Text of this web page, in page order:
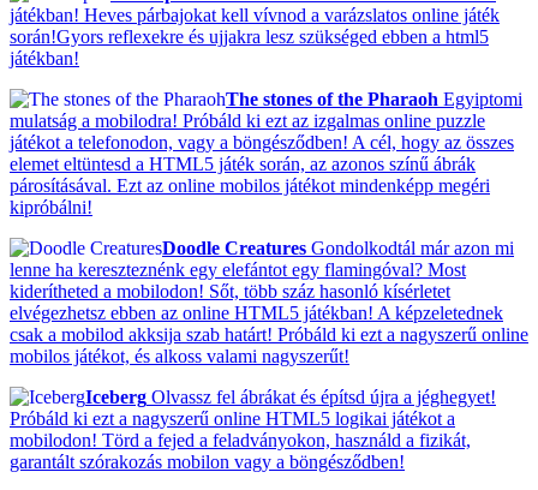
játékban! Heves párbajokat kell vívnod a varázslatos online játék
során!Gyors reflexekre és ujjakra lesz szükséged ebben a html5
játékban!
The stones of the Pharaoh Egyiptomi
mulatság a mobilodra! Próbáld ki ezt az izgalmas online puzzle
játékot a telefonodon, vagy a böngésződben! A cél, hogy az összes
elemet eltüntesd a HTML5 játék során, az azonos színű ábrák
párosításával. Ezt az online mobilos játékot mindenképp megéri
kipróbálni!
Doodle Creatures Gondolkodtál már azon mi
lenne ha kereszteznénk egy elefántot egy flamingóval? Most
kiderítheted a mobilodon! Sőt, több száz hasonló kísérletet
elvégezhetsz ebben az online HTML5 játékban! A képzeletednek
csak a mobilod akksija szab határt! Próbáld ki ezt a nagyszerű online
mobilos játékot, és alkoss valami nagyszerűt!
Iceberg Olvassz fel ábrákat és építsd újra a jéghegyet!
Próbáld ki ezt a nagyszerű online HTML5 logikai játékot a
mobilodon! Törd a fejed a feladványokon, használd a fizikát,
garantált szórakozás mobilon vagy a böngésződben!